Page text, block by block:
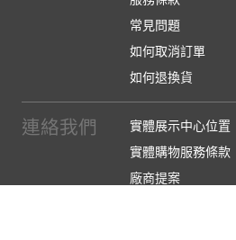
常見問題
如何取消訂單
如何退換貨
連絡我們
實體展示中心位置
實體購物服務條款
廠商提案